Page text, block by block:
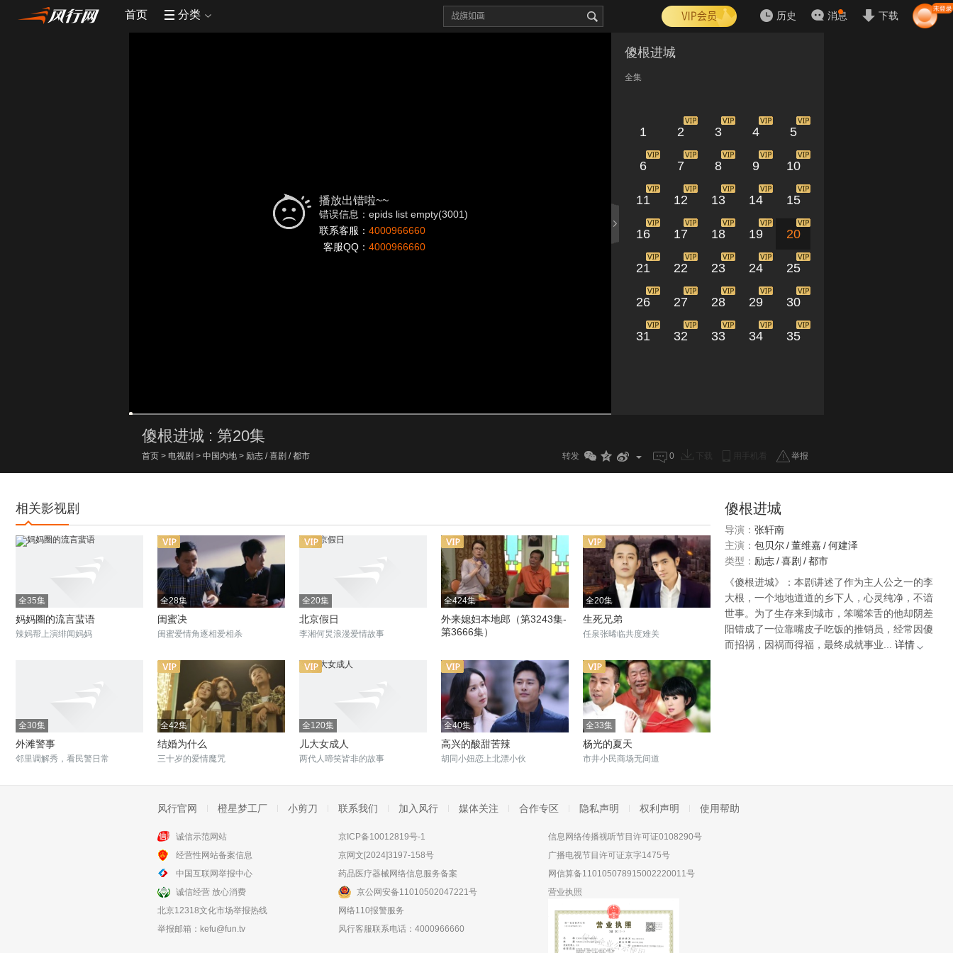
首页 分类 历史 消息 下载
播放出错啦~~
错误信息：epids list empty(3001)
联系客服： 4000966660
客服QQ： 4000966660
00:00/00:00
傻根进城
全集
1 2 3 4 5
6 7 8 9 10
11 12 13 14 15
16 17 18 19 20
21 22 23 24 25
26 27 28 29 30
31 32 33 34 35
傻根进城 : 第20集
首页 > 电视剧 > 中国内地 > 励志 / 喜剧 / 都市 转发 0 举报
相关影视剧
全35集
妈妈圈的流言蜚语
辣妈帮上演绯闻妈妈
全28集
闺蜜决
闺蜜爱情角逐相爱相杀
全20集
北京假日
李湘何炅浪漫爱情故事
全424集
外来媳妇本地郎（第3243集-
第3666集）
全20集
生死兄弟
任泉张晞临共度难关
全30集
外滩警事
邻里调解秀，看民警日常
全42集
结婚为什么
三十岁的爱情魔咒
全120集
儿大女成人
两代人啼笑皆非的故事
全40集
高兴的酸甜苦辣
胡同小妞恋上北漂小伙
全33集
杨光的夏天
市井小民商场无间道
全38集
杨光那些事
傻根进城
导演： 张轩南
主演： 包贝尔/董维嘉/何建泽
类型： 励志/喜剧 /都市
《傻根进城》：本剧讲述了作为主人公之一的李
大根，一个地地道道的乡下人，心灵纯净，不谙
世事。为了生存来到城市，笨嘴笨舌的他却阴差
阳错成了一位靠嘴皮子吃饭的推销员，经常因傻
而招祸，因祸而得福，最终成就事业...
详情
风行官网 橙星梦工厂 小剪刀 联系我们 加入风行 媒体关注 合作专区 隐私声明 权利声明 使用帮助
诚信示范网站
经营性网站备案信息
中国互联网举报中心
诚信经营 放心消费
北京12318文化市场举报热线
举报邮箱： kefu@fun.tv
京ICP备10012819号-1
京网文[2024]3197-158号
药品医疗器械网络信息服务备案
京公网安备11010502047221号
网络110报警服务
风行客服联系电话：4000966660
信息网络传播视听节目许可证0108290号
广播电视节目许可证京字1475号
网信算备110105078915002220011号
营业执照